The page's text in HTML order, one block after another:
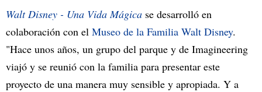
Walt Disney - Una Vida Mágica se desarrolló en
colaboración con el Museo de la Familia Walt Disney.
"Hace unos años, un grupo del parque y de Imagineering
viajó y se reunió con la familia para presentar este
proyecto de una manera muy sensible y apropiada. Y a